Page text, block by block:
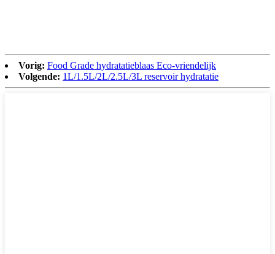
Vorig: Food Grade hydratatieblaas Eco-vriendelijk
Volgende: 1L/1.5L/2L/2.5L/3L reservoir hydratatie